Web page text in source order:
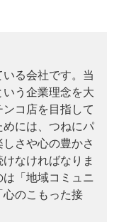
る会社です。当
う企業理念を大
コ店を目指して
には、つねにパ
さや心の豊かさ
なければなりま
「地域コミュニ
心のこもった接